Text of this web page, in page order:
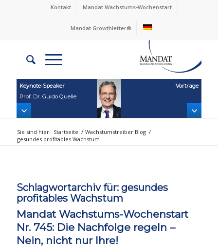
Kontakt Mandat Wachstums-Wochenstart
Mandat Growthletter®
Keynote‑Speaker
Prof. Dr. Guido Quelle
Vorträge
Sie sind hier: Startseite / Wachstumstreiber Blog /
gesundes profitables Wachstum
Schlagwortarchiv für: gesundes
profitables Wachstum
Mandat Wachstums-Wochenstart
Nr. 745: Die Nachfolge regeln –
Nein, nicht nur Ihre!